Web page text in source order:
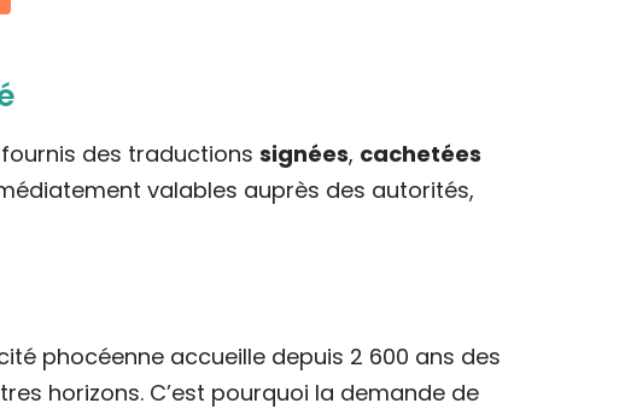
des traductions signées, cachetées
valables auprès des autorités,
phocéenne accueille depuis 2 600 ans des
horizons. C’est pourquoi la demande de